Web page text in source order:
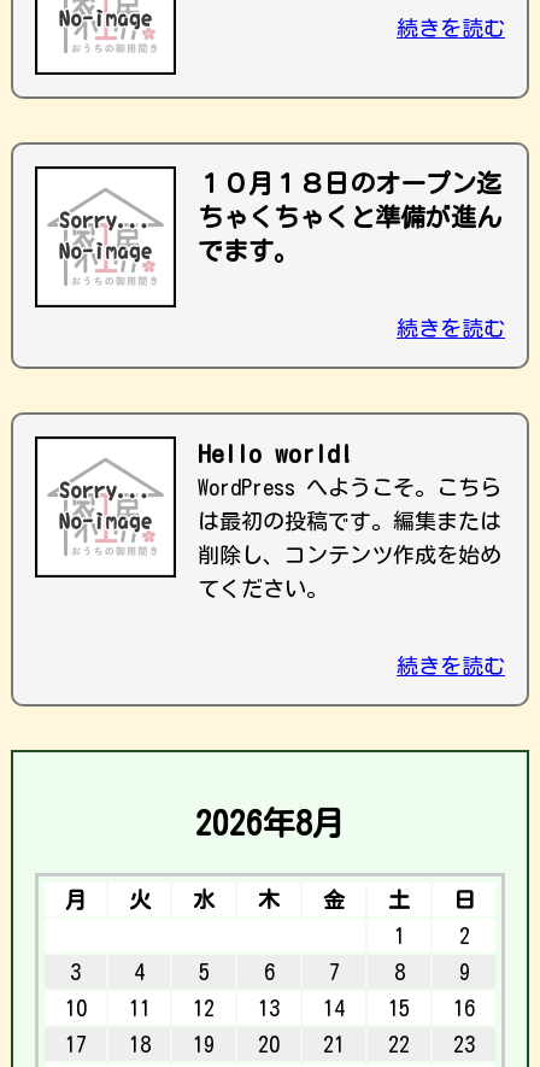
続きを読む
１０月１８日のオープン迄
ちゃくちゃくと準備が進ん
でます。
続きを読む
Hello world!
WordPress へようこそ。こちら
は最初の投稿です。編集または
削除し、コンテンツ作成を始め
てください。
続きを読む
2026年8月
月 火 水 木 金 土
日
1
2
3
4 5 6 7 8
9
10
11 12 13 14 15
16
17
18 19 20 21 22
23